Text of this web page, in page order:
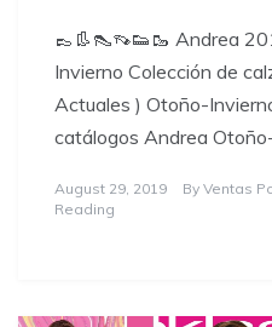
👞👢👠👡👟🥾 Andrea
Invierno Colección de
Actuales ) Otoño-
catálogos Andrea
August 29, 2019 By Ventas
Reading